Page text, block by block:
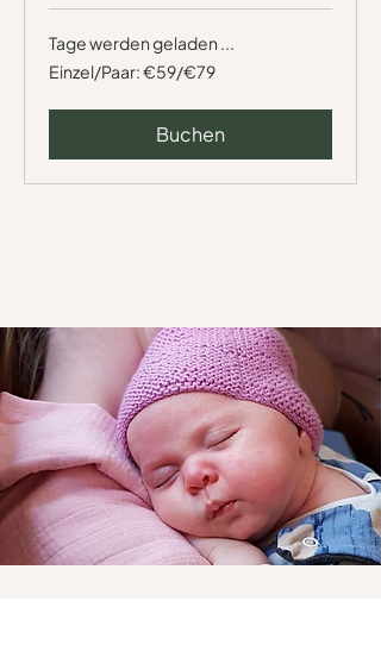
Tage werden geladen ...
Einzel/Paar:
€59/€79
Einzel/Paar: €59/€79
Buchen